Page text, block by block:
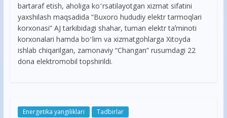
bartaraf etish, aholiga koʻrsatilayotgan xizmat sifatini
yaxshilash maqsadida “Buxoro hududiy elektr tarmoqlari
korxonasi” AJ tarkibidagi shahar, tuman elektr taʼminoti
korxonalari hamda boʻlim va xizmatgohlarga Xitoyda
ishlab chiqarilgan, zamonaviy “Changan” rusumdagi 22
dona elektromobil topshirildi.
Energetika yangiliklari Tadbirlar